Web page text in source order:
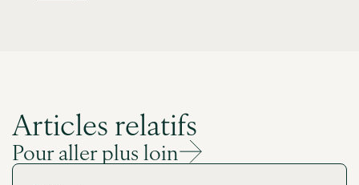
Articles relatifs
Pour aller plus loin